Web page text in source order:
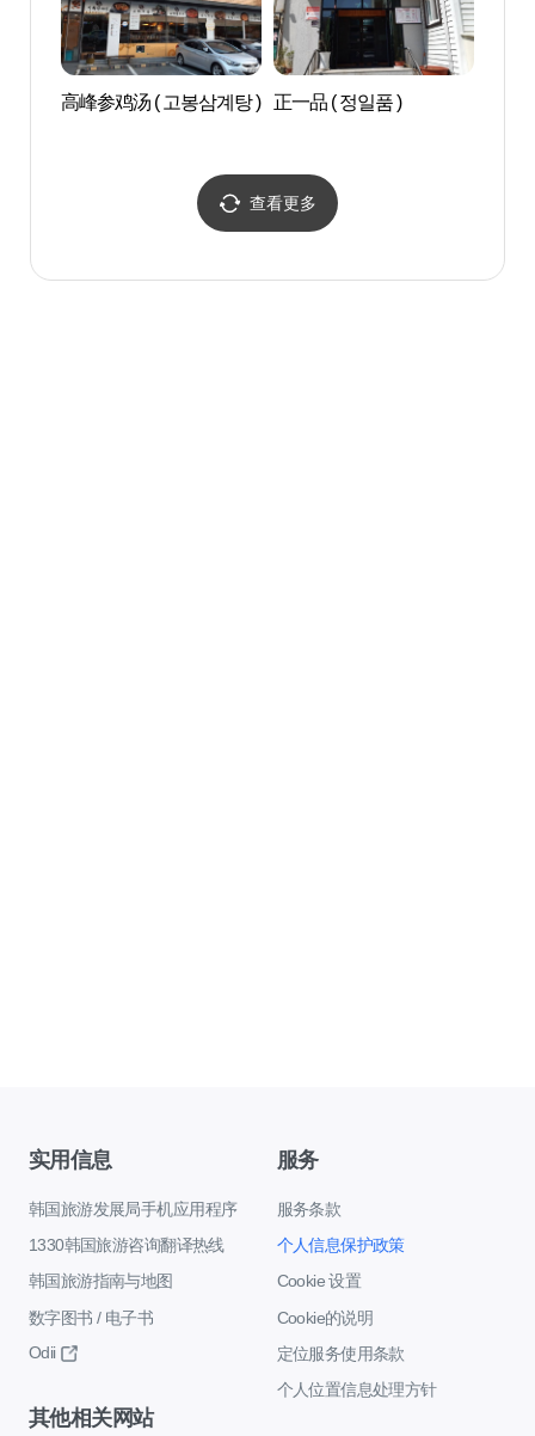
高峰参鸡汤 ( 고봉삼계탕 ) 正一品 ( 정일품 )
查看更多
实用信息
韩国旅游发展局手机应用程序
1330韩国旅游咨询翻译热线
韩国旅游指南与地图
数字图书 / 电子书
Odii
服务
服务条款
个人信息保护政策
Cookie 设置
Cookie的说明
定位服务使用条款
个人位置信息处理方针
其他相关网站